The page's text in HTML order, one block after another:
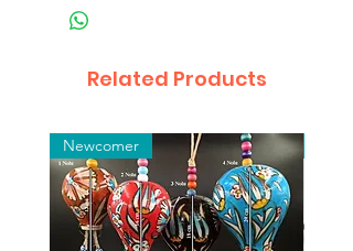
- 1 Adet Lokumluk ve Altlık.
- 2 Adet fincan kapağı.
Related Products
Newcomer